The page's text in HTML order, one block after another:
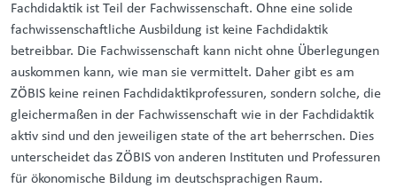
Fachdidaktik ist Teil der Fachwissenschaft. Ohne eine solide
fachwissenschaftliche Ausbildung ist keine Fachdidaktik
betreibbar. Die Fachwissenschaft kann nicht ohne Überlegungen
auskommen kann, wie man sie vermittelt. Daher gibt es am
ZÖBIS keine reinen Fachdidaktikprofessuren, sondern solche, die
gleichermaßen in der Fachwissenschaft wie in der Fachdidaktik
aktiv sind und den jeweiligen state of the art beherrschen. Dies
unterscheidet das ZÖBIS von anderen Instituten und Professuren
für ökonomische Bildung im deutschsprachigen Raum.